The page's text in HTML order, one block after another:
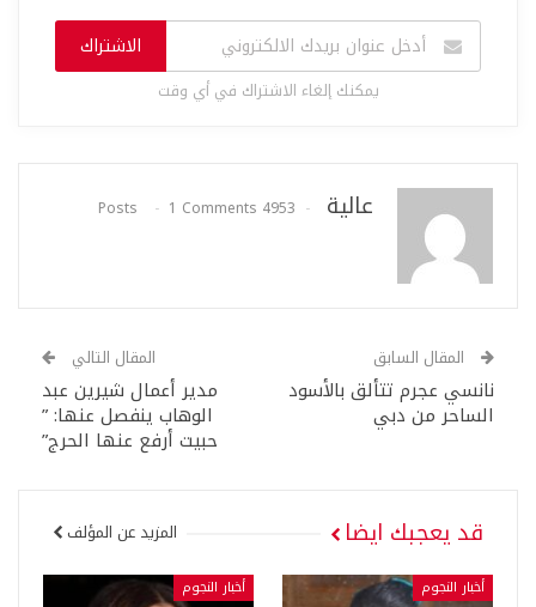
الاشتراك
يمكنك إلغاء الاشتراك في أي وقت
عالية 4953 Posts
1 Comments
المقال السابق
نانسي عجرم تتألق بالأسود
الساحر من دبي
المقال التالي
مدير أعمال شيرين عبد
الوهاب ينفصل عنها: ”
حبيت أرفع عنها الحرج”
قد يعجبك ايضا المزيد عن المؤلف
أخبار النجوم أخبار النجوم